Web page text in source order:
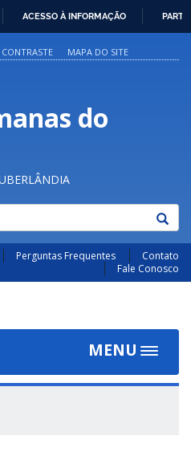
PARA
O
ACESSO À INFORMAÇÃO
MAPA DO SITE
do
Perguntas Frequentes
Contato
Fale Conosco
MENU
Toggle